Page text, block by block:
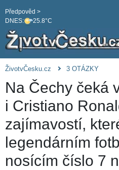
DNES: 25.8°C
Předpověd >
ŽivotvČesku.cz 3 OTÁZKY
Na Čechy čeká
i Cristiano
zajímavostí,
legendárním
nosícím číslo 7